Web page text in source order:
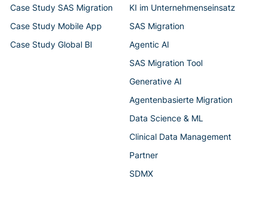
Case Study SAS Migration
Case Study Mobile App
Case Study Global BI
KI im Unternehmenseinsatz
SAS Migration
Agentic AI
SAS Migration Tool
Generative AI
Agentenbasierte Migration
Data Science & ML
Clinical Data Management
Partner
SDMX